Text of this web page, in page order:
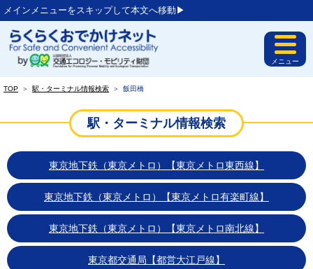
メインメニューをスキップして本文へ移動▶︎
メニュー
TOP ＞ 駅・ターミナル情報検索 ＞ 飯田橋
駅・ターミナル情報検索
東京地下鉄（東京メトロ）【東京メトロ東西線】
東京地下鉄（東京メトロ）【東京メトロ有楽町線】
東京地下鉄（東京メトロ）【東京メトロ南北線】
東京都交通局【都営大江戸線】